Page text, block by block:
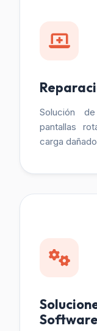
Solución
pantallas
carga
Software